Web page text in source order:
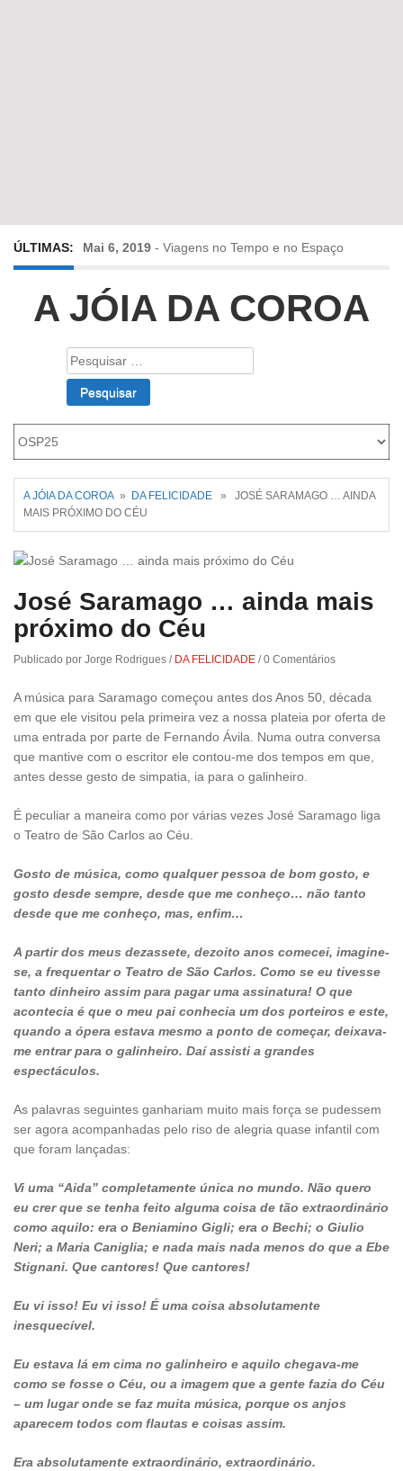
ÚLTIMAS: Mai 6, 2019 - Viagens no Tempo e no Espaço
Abr 24, 2019 -Diz-me a verdade a mentir
Fev 22, 2019
Roriz
A JÓIA DA COROA
Pesquisar
por:
A JÓIA DA COROA » DA FELICIDADE » JOSÉ SARAMAGO … AINDA
MAIS PRÓXIMO DO CÉU
José Saramago … ainda mais
próximo do Céu
Publicado por Jorge Rodrigues / DA FELICIDADE /0 Comentários
A música para Saramago começou antes dos Anos 50, década
em que ele visitou pela primeira vez a nossa plateia por oferta de
uma entrada por parte de Fernando Ávila. Numa outra conversa
que mantive com o escritor ele contou-me dos tempos em que,
antes desse gesto de simpatia, ia para o galinheiro.
É peculiar a maneira como por várias vezes José Saramago liga
o Teatro de São Carlos ao Céu.
Gosto de música, como qualquer pessoa de bom gosto, e
gosto desde sempre, desde que me conheço… não tanto
desde que me conheço, mas, enfim…
A partir dos meus dezassete, dezoito anos comecei, imagine-
se, a frequentar o Teatro de São Carlos. Como se eu tivesse
tanto dinheiro assim para pagar uma assinatura! O que
acontecia é que o meu pai conhecia um dos porteiros e este,
quando a ópera estava mesmo a ponto de começar, deixava-
me entrar para o galinheiro. Daí assisti a grandes
espectáculos.
As palavras seguintes ganhariam muito mais força se pudessem
ser agora acompanhadas pelo riso de alegria quase infantil com
que foram lançadas:
Vi uma “Aida” completamente única no mundo. Não quero
eu crer que se tenha feito alguma coisa de tão extraordinário
como aquilo: era o Beniamino Gigli; era o Bechi; o Giulio
Neri; a Maria Caniglia; e nada mais nada menos do que a Ebe
Stignani. Que cantores! Que cantores!
Eu vi isso! Eu vi isso! É uma coisa absolutamente
inesquecível.
Eu estava lá em cima no galinheiro e aquilo chegava-me
como se fosse o Céu, ou a imagem que a gente fazia do Céu
– um lugar onde se faz muita música, porque os anjos
aparecem todos com flautas e coisas assim.
Era absolutamente extraordinário, extraordinário.